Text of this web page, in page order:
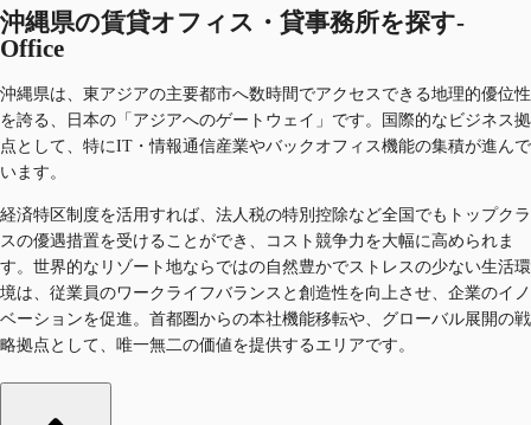
沖縄県の賃貸オフィス・貸事務所を探す-
Office
沖縄県は、東アジアの主要都市へ数時間でアクセスできる地理的優位性
を誇る、日本の「アジアへのゲートウェイ」です。国際的なビジネス拠
点として、特にIT・情報通信産業やバックオフィス機能の集積が進んで
います。
経済特区制度を活用すれば、法人税の特別控除など全国でもトップクラ
スの優遇措置を受けることができ、コスト競争力を大幅に高められま
す。世界的なリゾート地ならではの自然豊かでストレスの少ない生活環
境は、従業員のワークライフバランスと創造性を向上させ、企業のイノ
ベーションを促進。首都圏からの本社機能移転や、グローバル展開の戦
略拠点として、唯一無二の価値を提供するエリアです。